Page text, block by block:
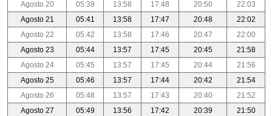
Agosto 20
05:39 13:58 17:48 20:50
22:03
Agosto 21
05:41 13:58 17:47 20:48
22:02
Agosto 22
05:42 13:58 17:46 20:47
22:00
Agosto 23
05:44 13:57 17:45 20:45
21:58
Agosto 24
05:45 13:57 17:45 20:44
21:56
Agosto 25
05:46 13:57 17:44 20:42
21:54
Agosto 26
05:48 13:57 17:43 20:40
21:52
Agosto 27
05:49 13:56 17:42 20:39
21:50